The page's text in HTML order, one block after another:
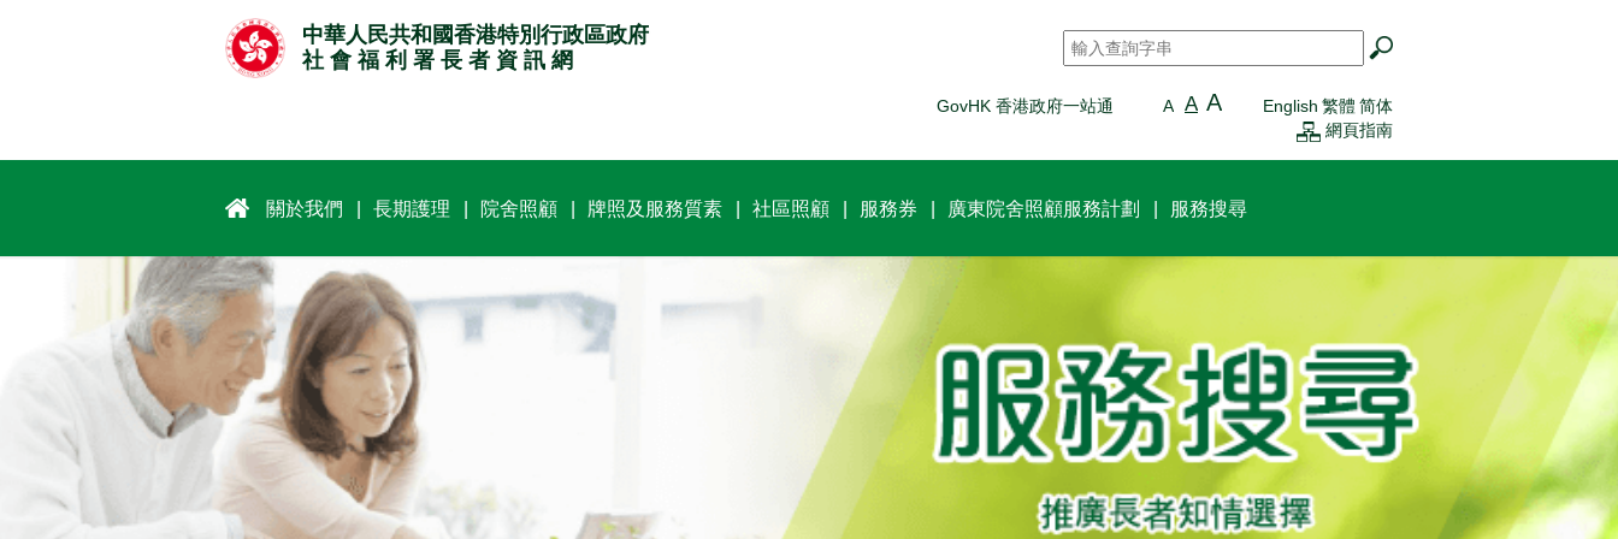
中華人民共和國香港特別行政區政府
社 會 福 利 署 長 者 資 訊 網
搜尋 *
GovHK 香港政府一站通 A A A English 繁體 简体
網頁指南
關於我們 長期護理 院舍照顧 牌照及服務質素 社區照顧 服務券 廣東院舍照顧服務計劃 服務搜尋